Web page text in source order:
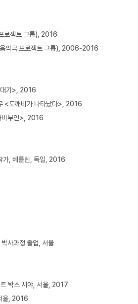
로젝트 그룹), 2016
악극 프로젝트 그룹), 2006-2016
대기>, 2016
<도깨비가 나타났다>, 2016
비부인>, 2016
가, 베를린, 독일, 2016
사과정 졸업, 서울
박스 시야, 서울, 2017
울, 2016